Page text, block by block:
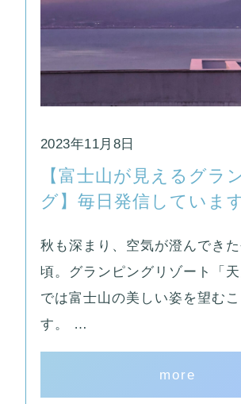
2023年11月8日
【富士山が見えるグラ
グ】毎日発信していま
秋も深まり、空気が澄んでき
頃。グランピングリゾート「天
では富士山の美しい姿を望む
す。 …
more